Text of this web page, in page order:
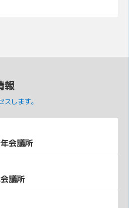
報
します。
会議所
議所